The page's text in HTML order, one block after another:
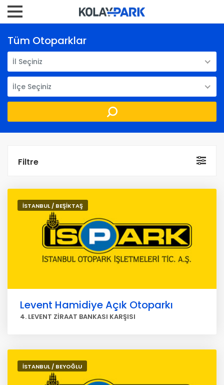
Tüm Otoparklar
İl Seçiniz
İlçe Seçiniz
Filtre
İSTANBUL / BEŞİKTAŞ
Levent Hamidiye Açık Otoparkı
4. LEVENT ZİRAAT BANKASI KARŞISI
İSTANBUL / BEYOĞLU